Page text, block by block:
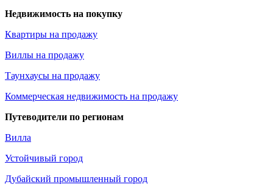
Недвижимость на покупку
Квартиры на продажу
Виллы на продажу
Таунхаусы на продажу
Коммерческая недвижимость на продажу
Путеводители по регионам
Вилла
Устойчивый город
Дубайский промышленный город